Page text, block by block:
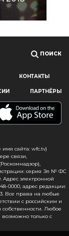
технологии,
уведомлением
согласны
сайт wfc.tv
ПОИСК
КОНТАКТЫ
ПАРТНЁРЫ
сайта: wfc.tv)
связи,
серия Эл № ФС
Адрес электронной
0000, адрес редакции:
3. Все права на любые
с российским и
Любое
возможно только с